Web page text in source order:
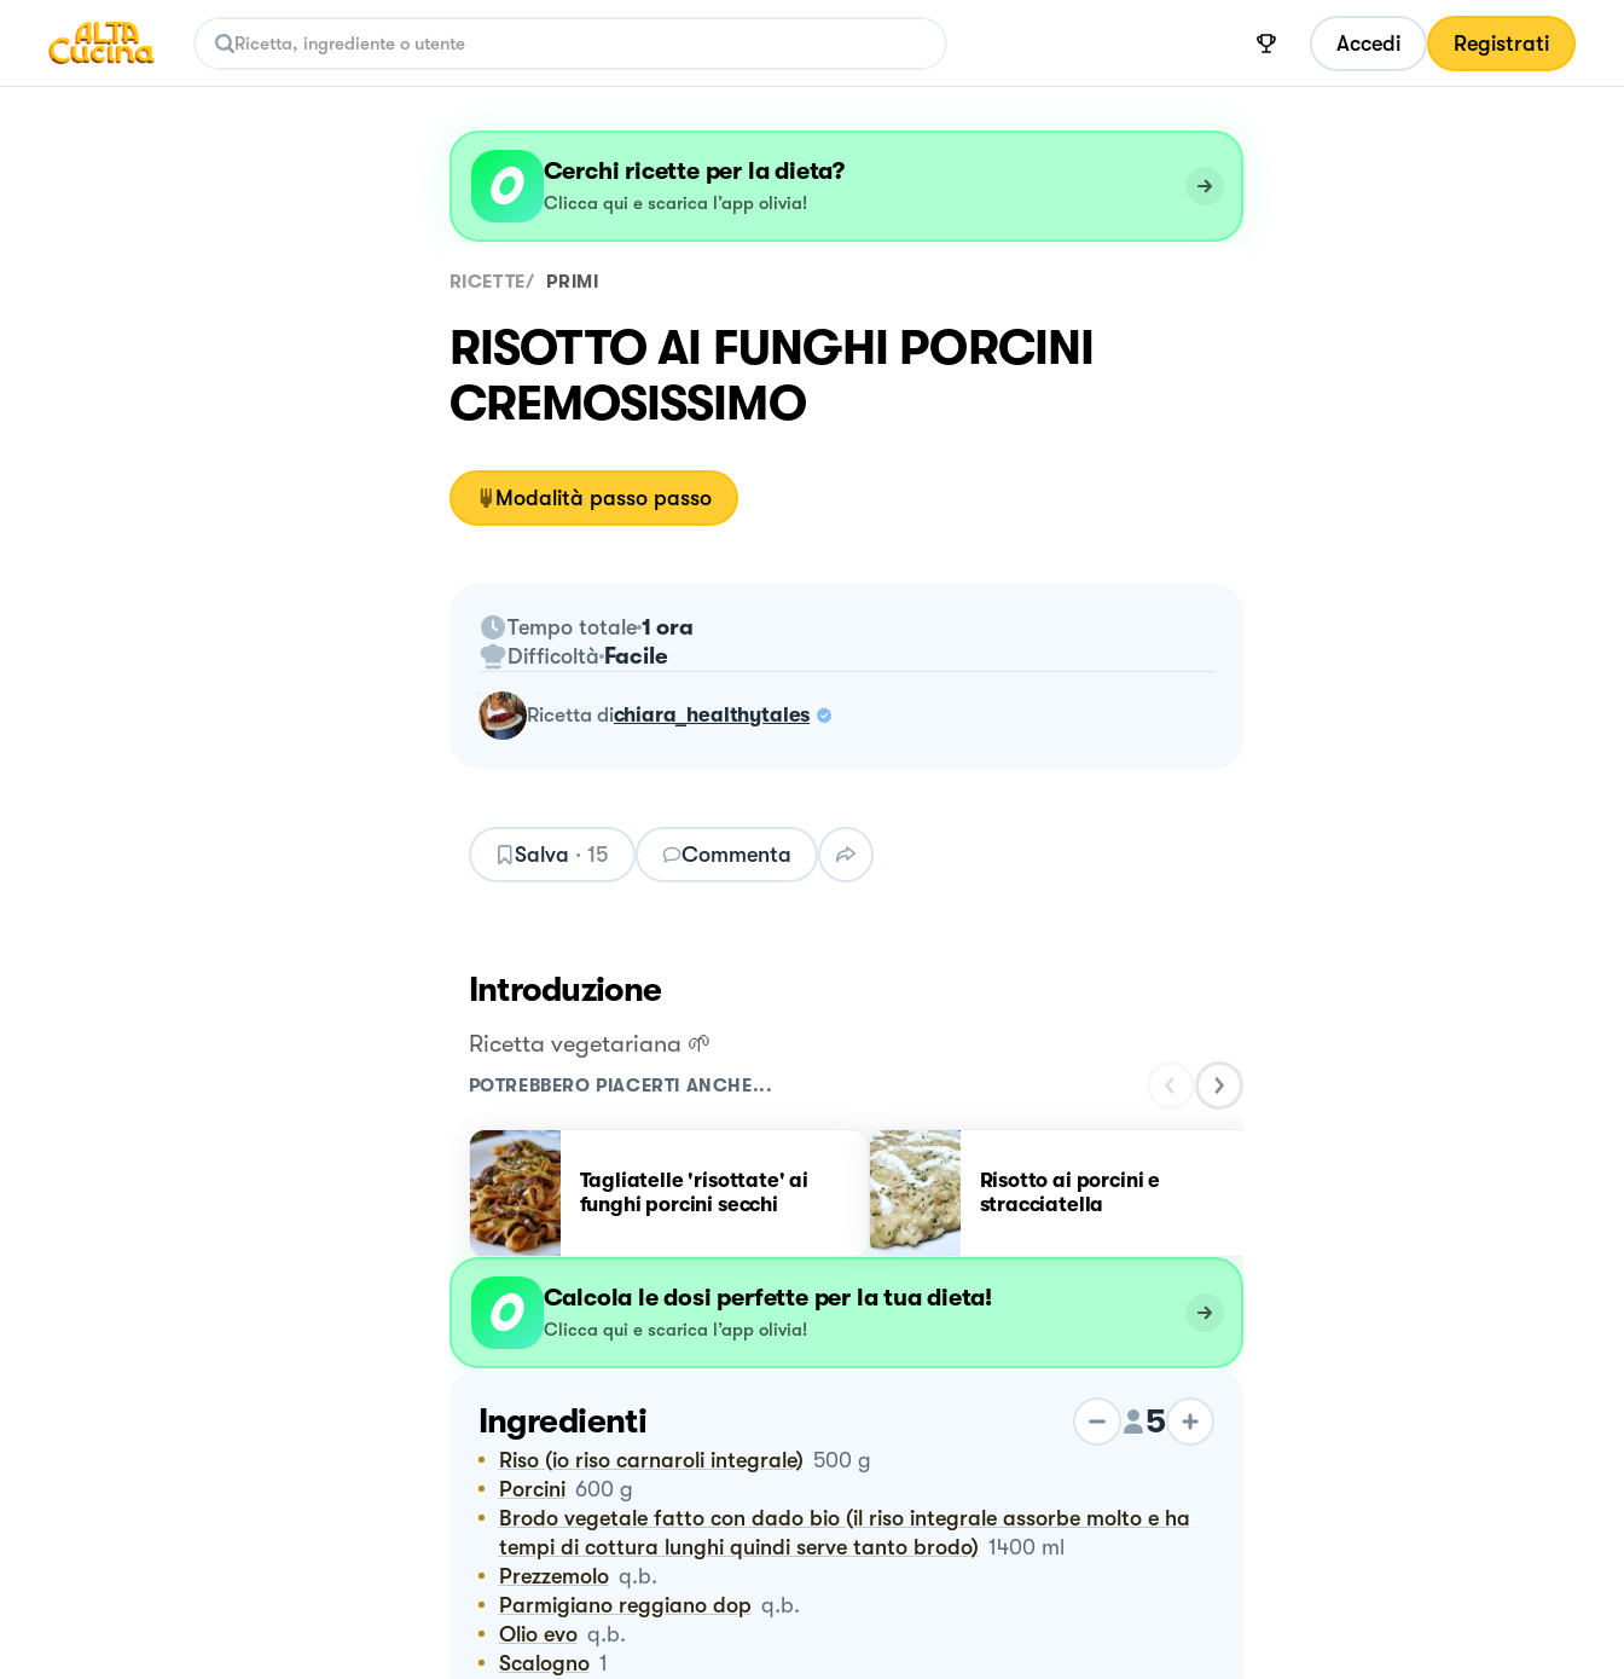
Accedi Registrati
Cerchi ricette per la dieta?
Clicca qui e scarica l’app olivia!
RICETTE/ PRIMI
RISOTTO AI FUNGHI PORCINI
CREMOSISSIMO
Modalità passo passo
Tempo totale 1 ora
Difficoltà Facile
ricetta dichiara_healthytales
Salva · 15 Commenta
Introduzione
Ricetta vegetariana 🌱
POTREBBERO PIACERTI ANCHE...
Tagliatelle 'risottate' ai
funghi porcini secchi
Risotto ai porcini e
stracciatella
Calcola le dosi perfette per la tua dieta!
Clicca qui e scarica l’app olivia!
Ingredienti 5
Riso (io riso carnaroli integrale) 500 g
Porcini 600 g
Brodo vegetale fatto con dado bio (il riso integrale assorbe molto e ha
tempi di cottura lunghi quindi serve tanto brodo) 1400 ml
Prezzemolo q.b.
Parmigiano reggiano dop q.b.
Olio evo q.b.
Scalogno 1